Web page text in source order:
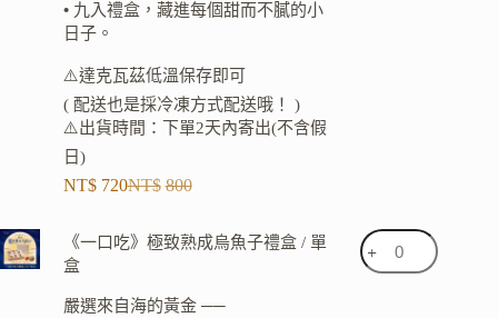
•九入禮盒，藏進每個甜而不膩的小
日子。
⚠️達克瓦茲低溫保存即可
( 配送也是採冷凍方式配送哦！ )
⚠️出貨時間：下單2天內寄出(不含假
日)
NT$ 800
NT$ 720
《一口吃》極致熟成烏魚子禮盒 / 單
盒
嚴選來自海的黃金 ──